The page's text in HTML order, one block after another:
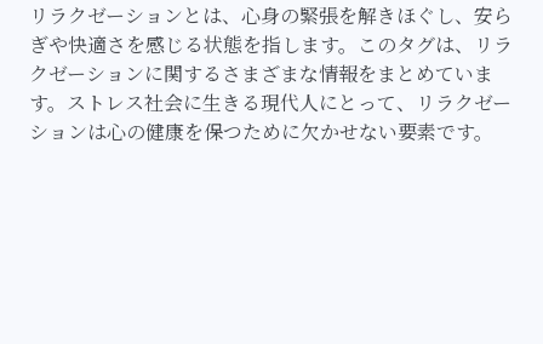
リラクゼーションとは、心身の緊張を解きほぐし、安ら
ぎや快適さを感じる状態を指します。このタグは、リラ
クゼーションに関するさまざまな情報をまとめていま
す。ストレス社会に生きる現代人にとって、リラクゼー
ションは心の健康を保つために欠かせない要素です。